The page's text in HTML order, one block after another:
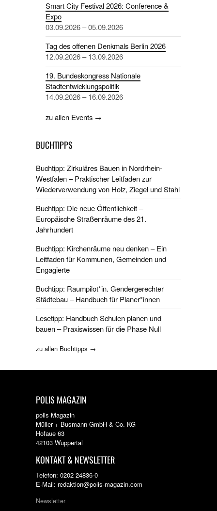
Smart City Festival 2026: Conference &
Expo
03.09.2026 – 05.09.2026
Tag des offenen Denkmals Berlin 2026
12.09.2026 – 13.09.2026
19. Bundeskongress Nationale
Stadtentwicklungspolitik
14.09.2026 – 16.09.2026
zu allen Events →
BUCHTIPPS
Buchtipp: Zirkuläres Bauen in Nordrhein-
Westfalen – Praktischer Leitfaden zur
Wiederverwendung von Holz, Ziegel und Stahl
Buchtipp: Die neue Öffentlichkeit –
Europäische Straßenräume des 21.
Jahrhundert
Buchtipp: Kirchenräume neu denken – Ein
Leitfaden für Kommunen, Gemeinden und
Engagierte
Buchtipp: Raumpilot*in. Gendergerechter
Städtebau – Handbuch für Planer*innen
Lesetipp: Handbuch Schulen planen und
bauen – Praxiswissen für die Phase Null
zu allen Buchtipps →
POLIS MAGAZIN
polis Magazin
Müller + Busmann GmbH & Co. KG
Hofaue 63
42103 Wuppertal
KONTAKT & NEWSLETTER
Telefon: 0202 24836-0
E-Mail: redaktion@polis-magazin.com
Newsletter